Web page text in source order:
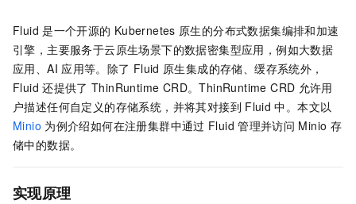
Fluid 是一个开源的 Kubernetes 原生的分布式数据集编排和加速
引擎，主要服务于云原生场景下的数据密集型应用，例如大数据
应用、AI 应用等。除了 Fluid 原生集成的存储、缓存系统外，
Fluid 还提供了 ThinRuntime CRD。ThinRuntime CRD 允许用
户描述任何自定义的存储系统，并将其对接到 Fluid 中。本文以
Minio 为例介绍如何在注册集群中通过 Fluid 管理并访问 Minio 存
储中的数据。
实现原理